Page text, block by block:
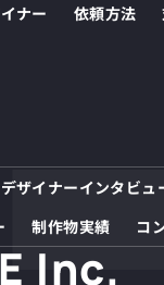
ナー 依頼方法
デザイナーインタビュ
制作物実績 コ
Inc.